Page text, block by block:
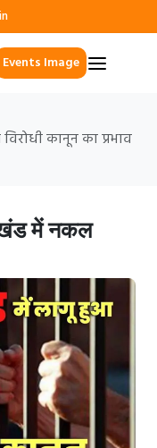
Events Image
कानून का प्रभाव
में नकल